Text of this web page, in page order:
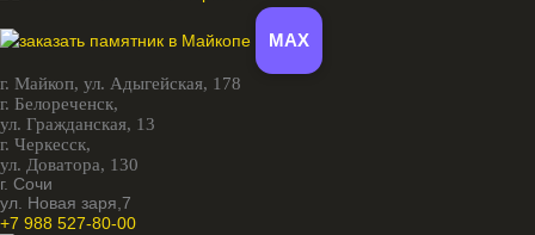
MAX
г. Майкоп, ул. Адыгейская, 178
г. Белореченск,
ул. Гражданская, 13
г. Черкесск,
ул. Доватора, 130
г. Сочи
ул. Новая заря,7
+7 988 527-80-00